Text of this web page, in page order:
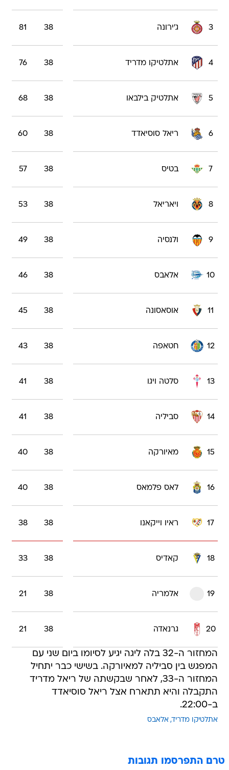
3 ג'ירונה 38
81
4 אתלטיקו מדריד 38
76
5 אתלטיק בילבאו 38
68
6 ריאל סוסיאדד 38
60
7 בטיס 38
57
8 ויאריאל 38
53
9 ולנסיה 38
49
10 אלאבס 38
46
11 אוסאסונה 38
45
12 חטאפה 38
43
13 סלטה ויגו 38
41
14 סביליה 38
41
15 מאיורקה 38
40
16 לאס פלמאס 38
40
17 ראיו וייקאנו 38
38
18 קאדיס 38
33
19 אלמריה 38
21
20 גרנאדה 38
21
המחזור ה-32 בלה ליגה יגיע לסיומו ביום שני עם
המפגש בין סביליה למאיורקה. בשישי כבר יתחיל
המחזור ה-33, לאחר שבקשתה של ריאל מדריד
התקבלה והיא תתארח אצל ריאל סוסיאדד
ב-22:00.
אתלטיקו מדריד אלאבס
טרם התפרסמו תגובות